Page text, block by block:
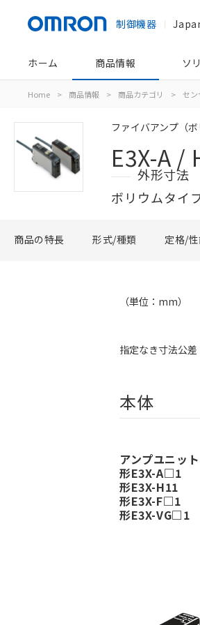
制御機器
ホーム 商品情報 ソ
Home > 商品情報 > 商品カテゴリ > セン
ファイバアンプ（ボ
E3X-A /
外形寸法
ボリウムタイ
商品の特長 形式/種類 定格/
（単位：mm）
指定なき寸法公
本体
アンプユニット
形E3X-A□1
形E3X-H11
形E3X-F□1
形E3X-VG□1